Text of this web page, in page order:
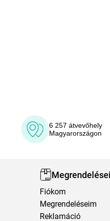
6 257 átvevőhely
Magyarországon
Megrendelései
Fiókom
Megrendeléseim
Reklamáció